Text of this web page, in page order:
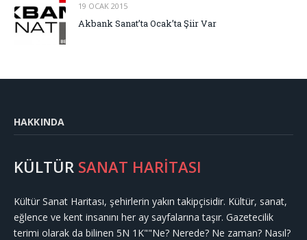
19 OCAK 2015
Akbank Sanat’ta Ocak’ta Şiir Var
HAKKINDA
KÜLTÜR SANAT HARİTASI
Kültür Sanat Haritası, şehirlerin yakın takipçisidir. Kültür, sanat,
eğlence ve kent insanını her ay sayfalarına taşır. Gazetecilik
terimi olarak da bilinen 5N 1K""Ne? Nerede? Ne zaman? Nasıl?